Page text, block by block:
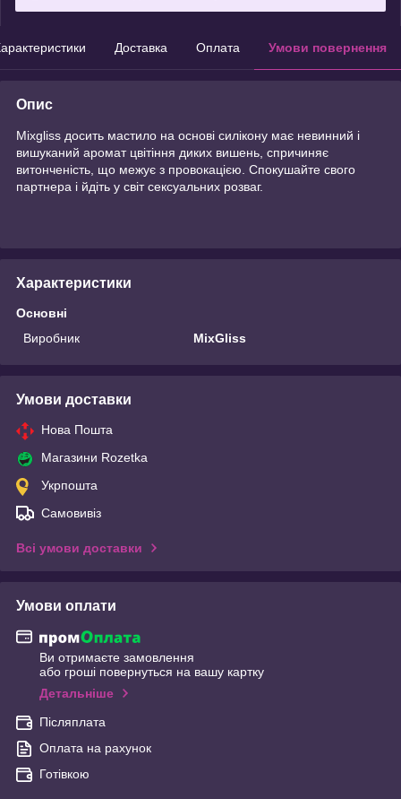
Доставка Оплата Умови повернення
Опис
Mixgliss досить мастило на основі силікону має невинний і
вишуканий аромат цвітіння диких вишень, спричиняє
витонченість, що межує з провокацією. Спокушайте свого
партнера і йдіть у світ сексуальних розваг.
Характеристики
Основні
Виробник
MixGliss
Умови доставки
Нова Пошта
Магазини Rozetka
Укрпошта
Самовивіз
Всі умови доставки
Умови оплати
Ви отримаєте замовлення
або гроші повернуться на вашу картку
Детальніше
Післяплата
Оплата на рахунок
Готівкою